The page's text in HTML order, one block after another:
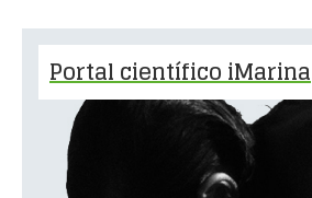
Portal científico iMarina